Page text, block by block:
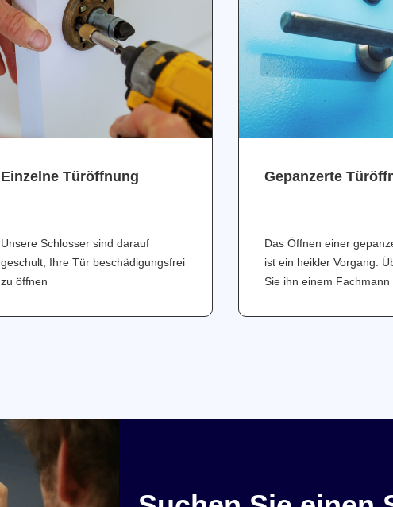
Einzelne Türöffnung
Unsere Schlosser sind darauf
geschult, Ihre Tür beschädigungsfrei
zu öffnen
Gepanzerte
Das Öffnen einer
ist ein heikler Vorgang.
Sie ihn einem Fachmann